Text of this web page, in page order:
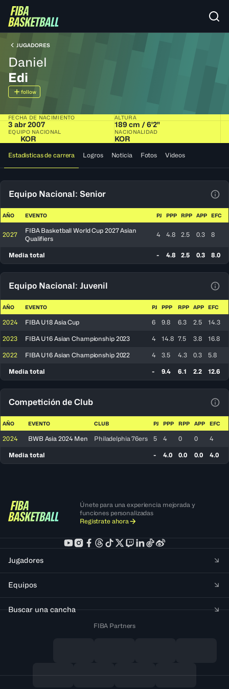
JUGADORES
Daniel
Edi
follow
FECHA DE NACIMIENTO
3 abr 2007
ALTURA
189 cm / 6'2"
EQUIPO NACIONAL
KOR
NACIONALIDAD
KOR
Estadísticas de carrera Logros Noticia Fotos Videos
Equipo Nacional: Senior
AÑO EVENTO PJ PPP RPP APP EFC
2027
FIBA Basketball World Cup 2027 Asian
Qualifiers
4 4.8 2.5 0.3 8
Media total - 4.8 2.5 0.3 8.0
Equipo Nacional: Juvenil
AÑO EVENTO PJ PPP RPP APP EFC
2024 FIBA U18 Asia Cup 6 9.8 6.3 2.5 14.3
2023 FIBA U16 Asian Championship 2023 4 14.8 7.5 3.8 16.8
2022 FIBA U16 Asian Championship 2022 4 3.5 4.3 0.3 5.8
Media total - 9.4 6.1 2.2 12.6
Competición de Club
AÑO EVENTO CLUB PJ PPP RPP APP EFC
2024 BWB Asia 2024 Men Philadelphia 76ers 5 4 0 0 4
Media total - 4.0 0.0 0.0 4.0
Únete para una experiencia mejorada y
funciones personalizadas
Regístrate ahora
Jugadores
Equipos
Buscar una cancha
FIBA Partners